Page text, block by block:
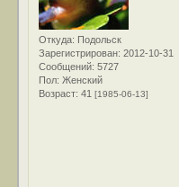
Откуда: Подольск
Зарегистрирован: 2012-10-31
Сообщений: 5727
Пол: Женский
Возраст: 41[1985-06-13]